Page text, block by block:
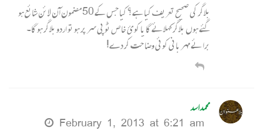
بلاگر کی صحیح تعریف کیا ہے؟ کیا جس کے 50 مضمون آن لائن شائع ہو
گئے ہوں بلاگر کہلائے گا یا کوئ خاص ٹو پی سر پر ہو تو اردو بلاگر ہو گا۔
برائے مہر بانی کوئی وضا حت کر دے!
محمداسد
February 1, 2013 at 6:21 am